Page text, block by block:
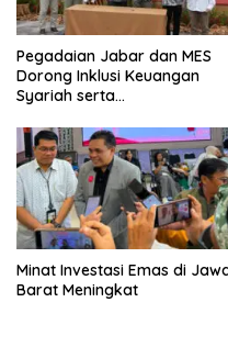
Pegadaian Jabar dan MES
Dorong Inklusi Keuangan
Syariah serta
Minat Investasi Emas di
Barat Meningkat